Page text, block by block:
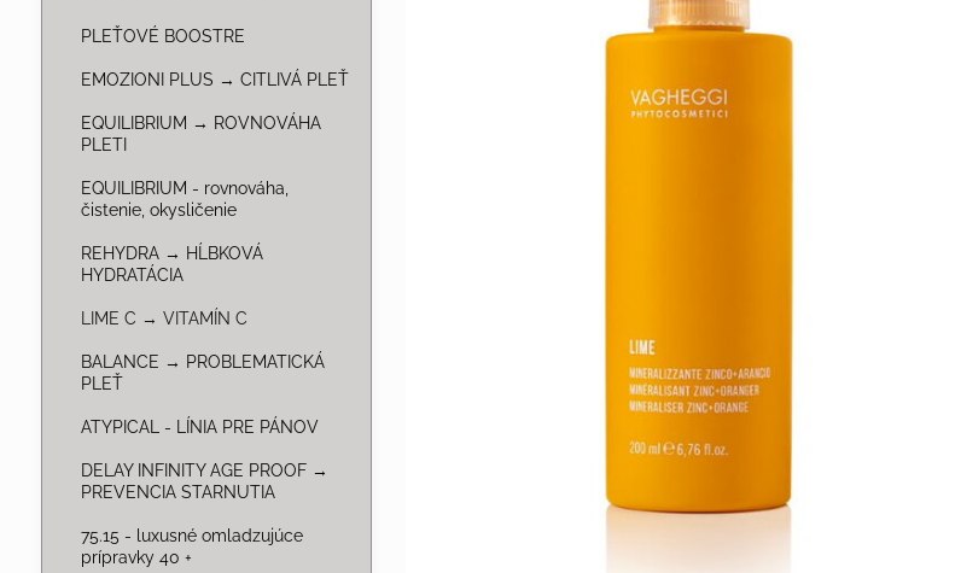
PLEŤOVÉ BOOSTRE
EMOZIONI PLUS → CITLIVÁ PLEŤ
EQUILIBRIUM → ROVNOVÁHA
PLETI
EQUILIBRIUM - rovnováha,
čistenie, okysličenie
REHYDRA → HĹBKOVÁ
HYDRATÁCIA
LIME C → VITAMÍN C
BALANCE → PROBLEMATICKÁ
PLEŤ
ATYPICAL - LÍNIA PRE PÁNOV
DELAY INFINITY AGE PROOF →
PREVENCIA STARNUTIA
75.15 - luxusné omladzujúce
prípravky 40 +